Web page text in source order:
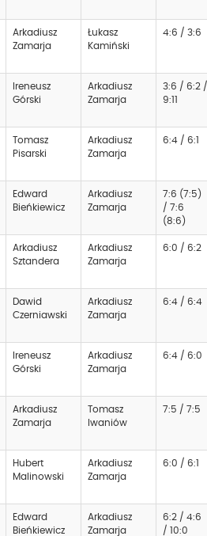
Arkadiusz
Zamarja
Łukasz
Kamiński
4:6 / 3:6
Ireneusz
Górski
Arkadiusz
Zamarja
3:6 / 6:2 /
9:11
Tomasz
Pisarski
Arkadiusz
Zamarja
6:4 / 6:1
Edward
Bieńkiewicz
Arkadiusz
Zamarja
7:6 (7:5)
/ 7:6
(8:6)
Arkadiusz
Sztandera
Arkadiusz
Zamarja
6:0 / 6:2
Dawid
Czerniawski
Arkadiusz
Zamarja
6:4 / 6:4
Ireneusz
Górski
Arkadiusz
Zamarja
6:4 / 6:0
Arkadiusz
Zamarja
Tomasz
Iwaniów
7:5 / 7:5
Hubert
Malinowski
Arkadiusz
Zamarja
6:0 / 6:1
Edward
Bieńkiewicz
Arkadiusz
Zamarja
6:2 / 4:6
/ 10:0